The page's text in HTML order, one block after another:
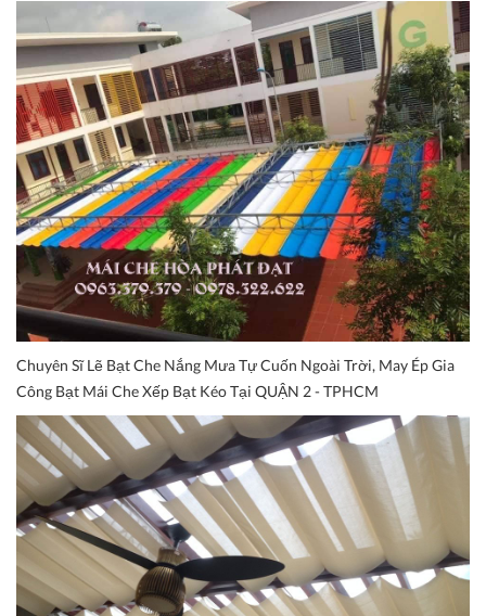
Chuyên Sĩ Lẽ Bạt Che Nắng Mưa Tự Cuốn Ngoài Trời, May Ép Gia
Công Bạt Mái Che Xếp Bạt Kéo Tại QUẬN 2 - TPHCM